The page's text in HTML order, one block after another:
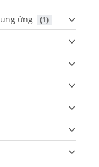
ứng (1)